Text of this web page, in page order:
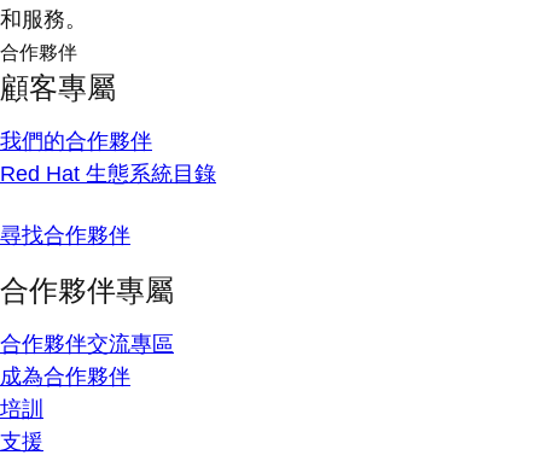
和服務。
合作夥伴
顧客專屬
我們的合作夥伴
Red Hat 生態系統目錄
尋找合作夥伴
合作夥伴專屬
合作夥伴交流專區
成為合作夥伴
培訓
支援